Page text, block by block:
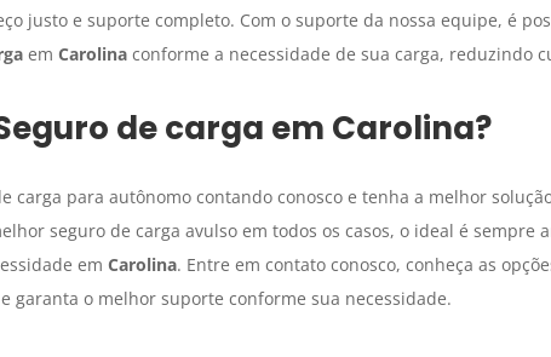
justo e suporte completo. Com o suporte da nossa equipe, é
em Carolinaconforme a necessidade de sua carga, reduzindo
de carga em Carolina?
carga para autônomo contando conosco e tenha a melhor
seguro de carga avulso em todos os casos, o ideal é sempre
em Carolina. Entre em contato conosco, conheça as
garanta o melhor suporte conforme sua necessidade.